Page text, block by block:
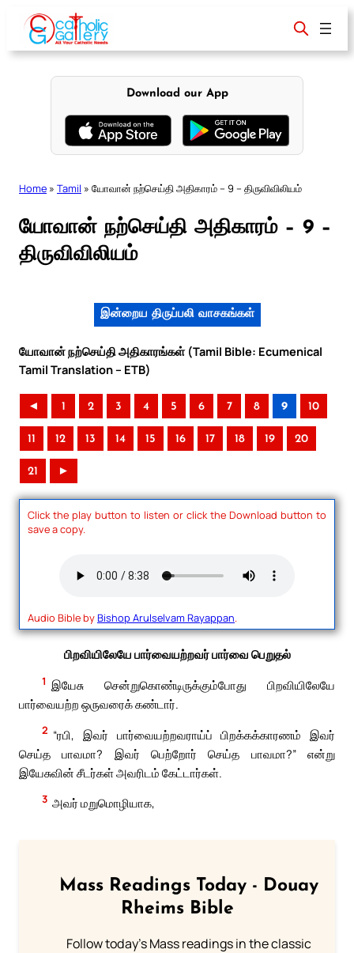
content
Download our App
Home » Tamil » யோவான் நற்செய்தி அதிகாரம் – 9 – திருவிவிலியம்
யோவான் நற்செய்தி அதிகாரம் – 9 –
திருவிவிலியம்
இன்றைய திருப்பலி வாசகங்கள்
யோவான் நற்செய்தி அதிகாரங்கள் (Tamil Bible: Ecumenical
Tamil Translation – ETB)
◄ 1 2 3 4 5 6 7 8 9 10
11 12 13 14 15 16 17 18 19 20
21 ►
Click the play button to listen or click the Download button to
save a copy.
Audio Bible byBishop Arulselvam Rayappan.
பிறவியிலேயே பார்வையற்றவர் பார்வை பெறுதல்
1 இயேசு சென்றுகொண்டிருக்கும்போது பிறவியிலேயே
பார்வையற்ற ஒருவரைக் கண்டார்.
2 “ரபி, இவர் பார்வையற்றவராய்ப் பிறக்கக்காரணம் இவர்
செய்த பாவமா? இவர் பெற்றோர் செய்த பாவமா?” என்று
இயேசுவின் சீடர்கள் அவரிடம் கேட்டார்கள்.
3 அவர் மறுமொழியாக,
Mass Readings Today - Douay
Rheims Bible
Follow today's Mass readings in the classic